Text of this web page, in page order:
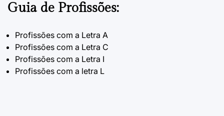
Guia de Profissões:
Profissões com a Letra A
Profissões com a Letra C
Profissões com a Letra I
Profissões com a letra L